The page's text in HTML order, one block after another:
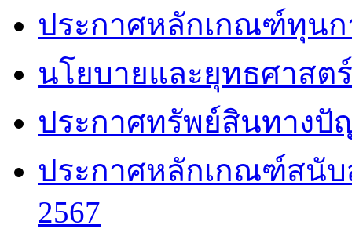
ประกาศหลักเกณฑ์ทุนก
นโยบายและยุทธศาสตร์
ประกาศทรัพย์สินทางปั
ประกาศหลักเกณฑ์สนับ
2567